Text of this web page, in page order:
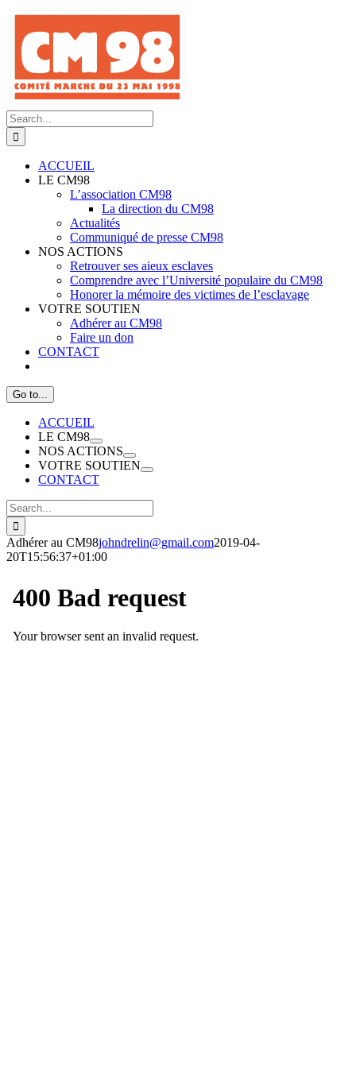
Skip
content
Search
for:
ACCUEIL
LE CM98
L’association CM98
La direction du CM98
Actualités
Communiqué de presse CM98
NOS ACTIONS
Retrouver ses aieux esclaves
Comprendre avec l’Université populaire du CM98
Honorer la mémoire des victimes de l’esclavage
VOTRE SOUTIEN
Adhérer au CM98
Faire un don
CONTACT
Go to...
ACCUEIL
LE CM98
NOS ACTIONS
VOTRE SOUTIEN
CONTACT
Search
for:
Adhérer au CM98johndrelin@gmail.com2019-04-
20T15:56:37+01:00